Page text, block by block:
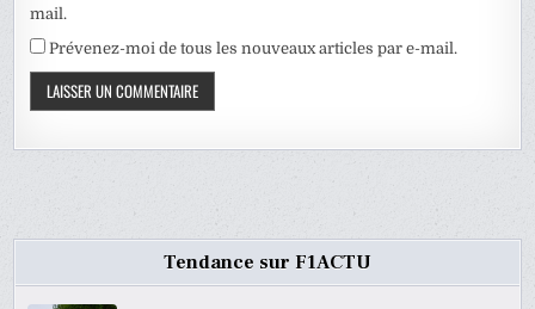
mail.
Prévenez-moi de tous les nouveaux articles par e-mail.
Tendance sur F1ACTU